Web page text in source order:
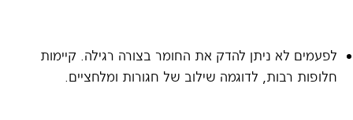
לפעמים לא ניתן להדק את החומר בצורה רגילה. קיימות
חלופות רבות, לדוגמה שילוב של חגורות ומלחציים.